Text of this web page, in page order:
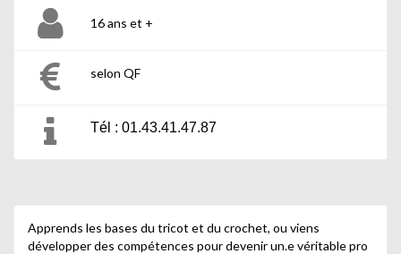
16 ans et +
selon QF
Tél : 01.43.41.47.87
Apprends les bases du tricot et du crochet, ou viens
développer des compétences pour devenir un.e véritable pro